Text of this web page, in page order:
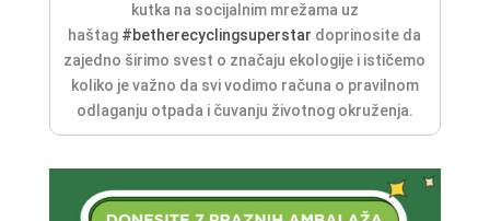
kutka na socijalnim mrežama uz
haštag #betherecyclingsuperstar doprinosite da
zajedno širimo svest o značaju ekologije i ističemo
koliko je važno da svi vodimo računa o pravilnom
odlaganju otpada i čuvanju životnog okruženja.